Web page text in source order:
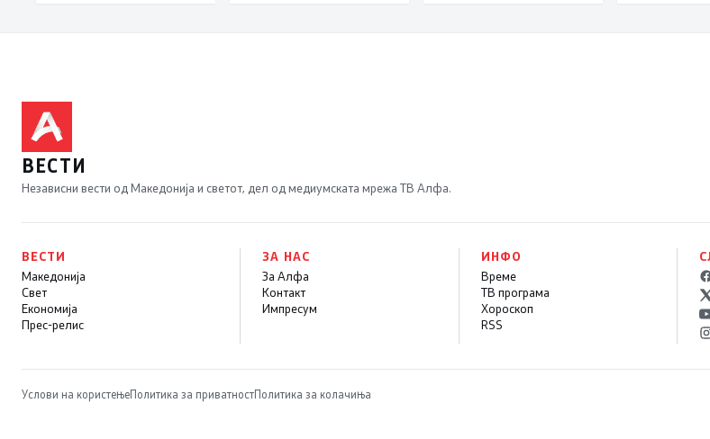
ВЕСТИ
Независни вести од Македонија и светот, дел од медиумската мрежа ТВ Алфа.
ВЕСТИ
Македонија
Свет
Економија
Прес-релис
ЗА НАС
За Алфа
Контакт
Импресум
ИНФО
Време
ТВ програма
Хороскоп
RSS
Услови на користењеПолитика за приватностПолитика за колачиња